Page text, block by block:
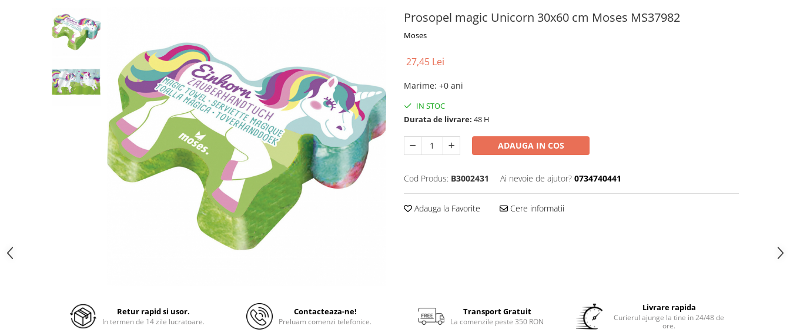
Prosopel magic Unicorn 30x60 cm Moses MS37982
Moses
27,45 Lei
Marime: +0 ani
IN STOC
Durata de livrare: 48 H
ADAUGA IN COS
Cod Produs: B3002431 Ai nevoie de ajutor? 0734740441
Adauga la Favorite Cere informatii
Retur rapid si usor.
In termen de 14 zile lucratoare.
Contacteaza-ne!
Preluam comenzi telefonice.
Transport Gratuit
La comenzile peste 350 RON
Livrare rapida
Curierul ajunge la tine in 24/48 de
ore.